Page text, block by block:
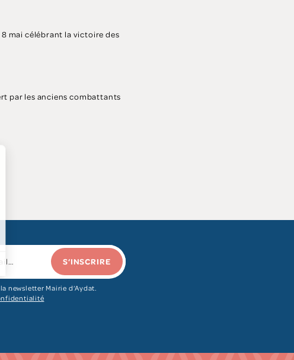
8 mai célébrant la victoire des
par les anciens combattants
S‘INSCRIRE
newsletter Mairie d‘Aydat.